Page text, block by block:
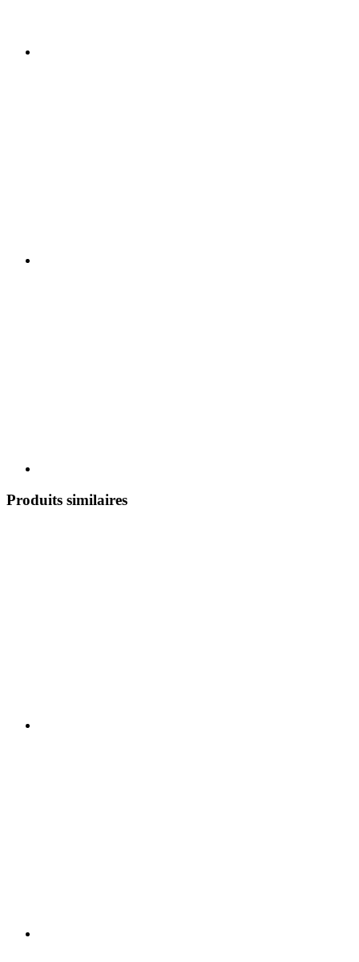
Produits similaires